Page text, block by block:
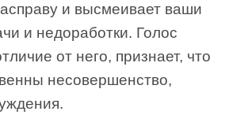
и высмеивает ваши
и недоработки. Голос
от него, признает, что
несовершенство,